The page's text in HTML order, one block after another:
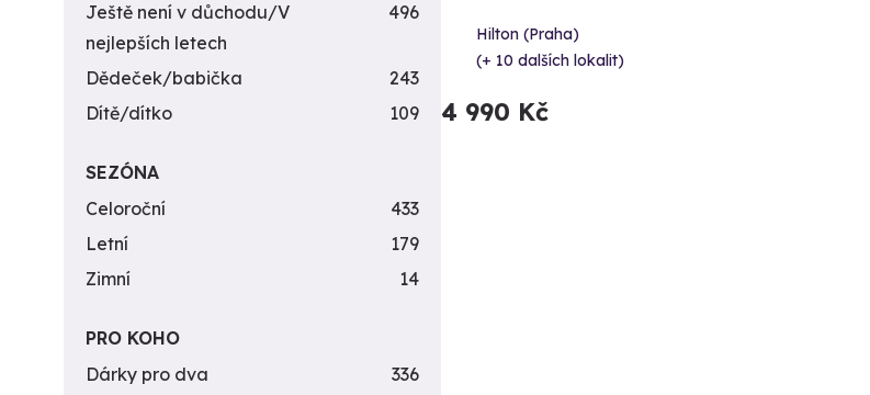
Hilton (Praha)
(+ 10 dalších lokalit)
4 990 Kč
Ještě není v důchodu/V
nejlepších letech
496
Dědeček/babička
243
Dítě/dítko
109
SEZÓNA
Celoroční
433
Letní
179
Zimní
14
PRO KOHO
Dárky pro dva
336